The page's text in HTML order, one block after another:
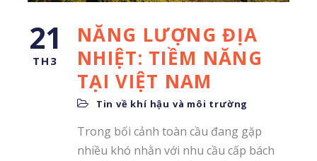
Tiếng Việt
21
TH3
NĂNG LƯỢNG ĐỊA
NHIỆT: TIỀM NĂNG
TẠI VIỆT NAM
Tin về khí hậu và môi trường
Trong bối cảnh toàn cầu đang gặp
nhiều khó nhằn với nhu cầu cấp bách